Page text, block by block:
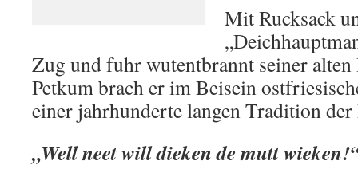
Mit Rucksack
Zug und fuhr wutentbrannt seiner alten
Petkum brach er im Beisein
einer jahrhunderte langen Tradition
„Well neet will dieken de mutt